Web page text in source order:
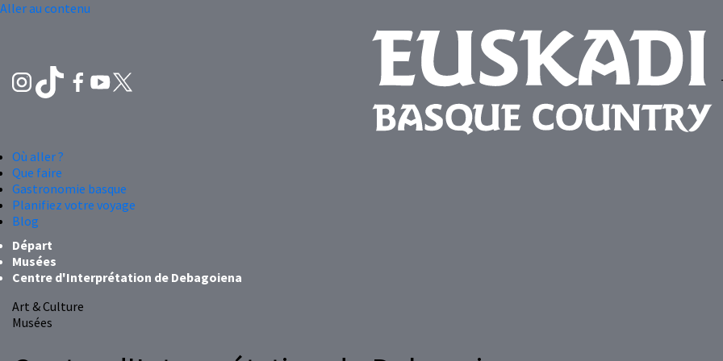
Aller au contenu
Où aller ?
Que faire
Gastronomie basque
Planifiez votre voyage
Blog
Départ
Musées
Centre d'Interprétation de Debagoiena
Art & Culture
Musées